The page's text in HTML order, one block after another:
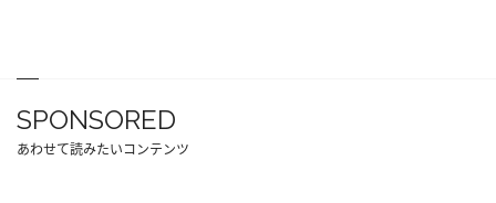
SPONSORED
あわせて読みたいコンテンツ